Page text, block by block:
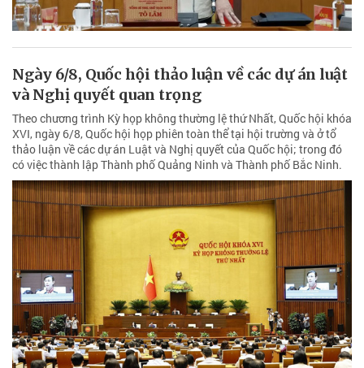
Ngày 6/8, Quốc hội thảo luận về các dự án luật
và Nghị quyết quan trọng
Theo chương trình Kỳ họp không thường lệ thứ Nhất, Quốc hội khóa
XVI, ngày 6/8, Quốc hội họp phiên toàn thể tại hội trường và ở tổ
thảo luận về các dự án Luật và Nghị quyết của Quốc hội; trong đó
có việc thành lập Thành phố Quảng Ninh và Thành phố Bắc Ninh.